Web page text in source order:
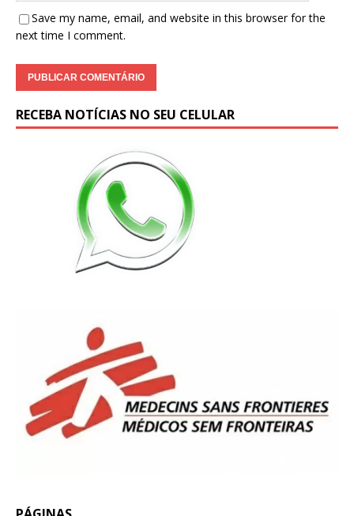
Save my name, email, and website in this browser for the
next time I comment.
RECEBA NOTÍCIAS NO SEU CELULAR